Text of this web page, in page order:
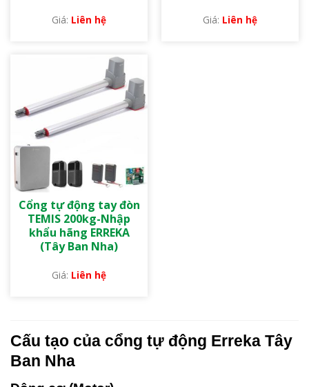
Liên hệ Liên hệ
Cổng tự động tay đòn
TEMIS 200kg-Nhập
khẩu hãng ERREKA
(Tây Ban Nha)
Liên hệ
Cấu tạo của cổng tự động Erreka Tây
Ban Nha